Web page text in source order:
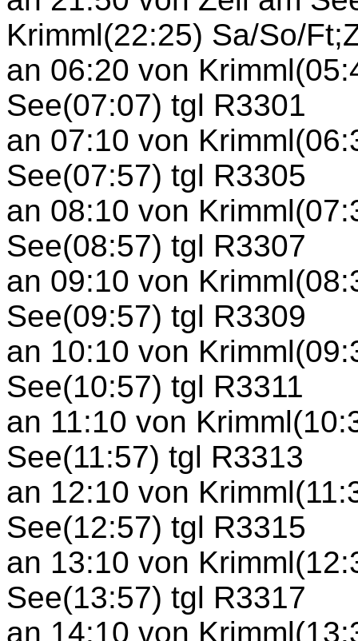
Krimml(22:25) Sa/So/
an 06:20 von
See(07:07) tgl R3301
an 07:10 von
See(07:57) tgl R3305
an 08:10 von
See(08:57) tgl R3307
an 09:10 von
See(09:57) tgl R3309
an 10:10 von
See(10:57) tgl R3311
an 11:10 von
See(11:57) tgl R3313
an 12:10 von
See(12:57) tgl R3315
an 13:10 von
See(13:57) tgl R3317
an 14:10 von